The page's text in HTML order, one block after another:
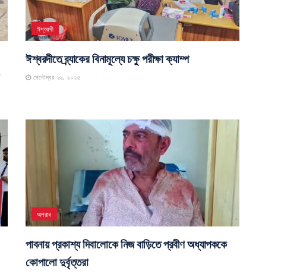
ঈশ্বরদী
ঈশ্বরদীতে ব্র্যাকের বিনামূল্যে চক্ষু পরীক্ষা ক্যাম্প
সেপ্টেম্বর ২৬, ২০২৫
অপরাধ
পাবনায় প্রকাশ্য দিবালোকে নিজ বাড়িতে প্রবীণ অধ্যাপককে
কোপালো দুর্বৃত্তরা